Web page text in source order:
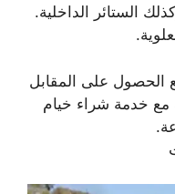
الستائر الداخلية.
الحصول على المقابل
مع خدمة شراء خيام